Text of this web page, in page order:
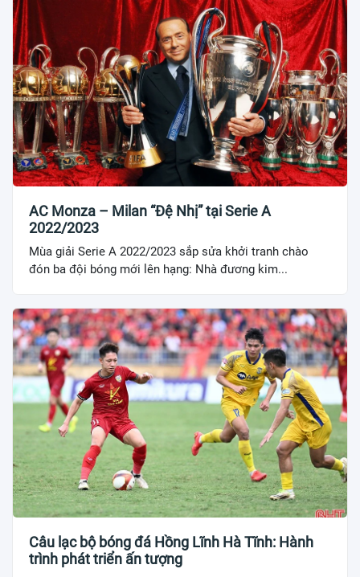
AC Monza – Milan “Đệ Nhị” tại Serie A
2022/2023
Mùa giải Serie A 2022/2023 sắp sửa khởi tranh chào
đón ba đội bóng mới lên hạng: Nhà đương kim...
Câu lạc bộ bóng đá Hồng Lĩnh Hà Tĩnh: Hành
trình phát triển ấn tượng